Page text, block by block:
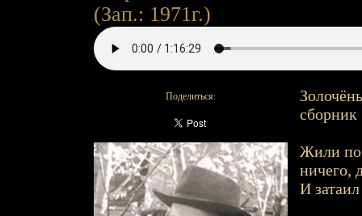
(Зап.: 1971г.)
Поделиться:
сборник
Жили по
ничего,
И